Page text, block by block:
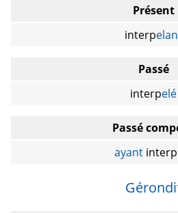
Présent
interp
Passé
interpelé
Passé
ayant interp